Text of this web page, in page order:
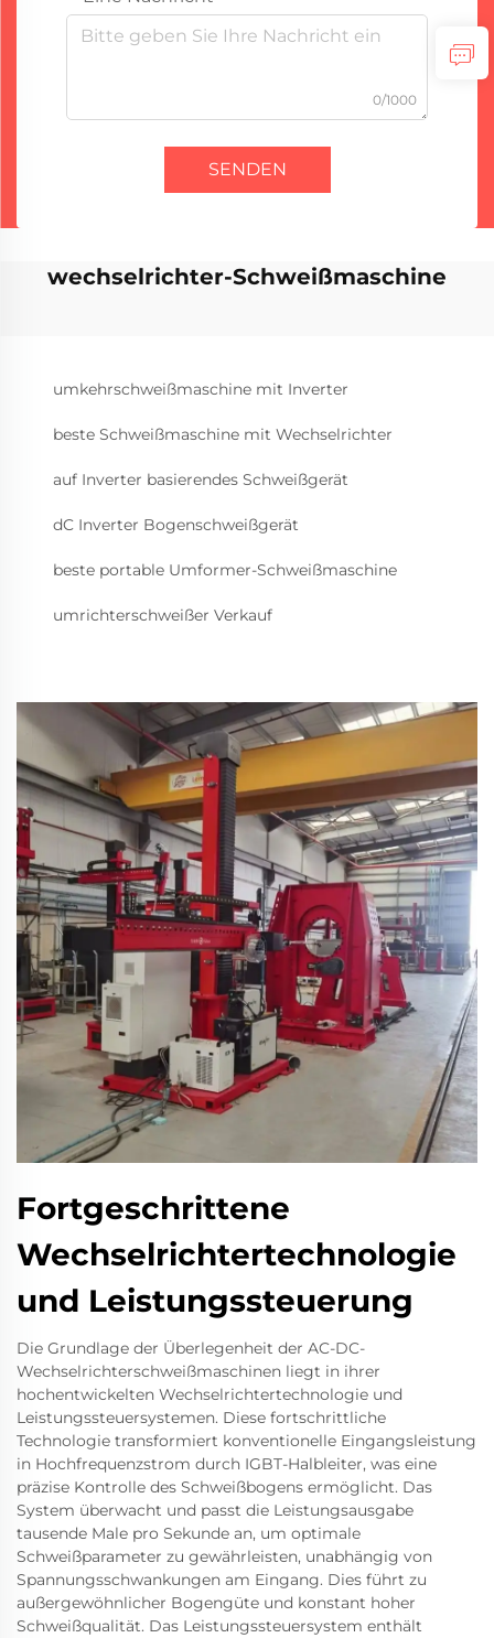
0/1000
SENDEN
wechselrichter-Schweißmaschine
umkehrschweißmaschine mit Inverter
beste Schweißmaschine mit Wechselrichter
auf Inverter basierendes Schweißgerät
dC Inverter Bogenschweißgerät
beste portable Umformer-Schweißmaschine
umrichterschweißer Verkauf
Fortgeschrittene
Wechselrichtertechnologie
und Leistungssteuerung
Die Grundlage der Überlegenheit der AC-DC-
Wechselrichterschweißmaschinen liegt in ihrer
hochentwickelten Wechselrichtertechnologie und
Leistungssteuersystemen. Diese fortschrittliche
Technologie transformiert konventionelle Eingangsleistung
in Hochfrequenzstrom durch IGBT-Halbleiter, was eine
präzise Kontrolle des Schweißbogens ermöglicht. Das
System überwacht und passt die Leistungsausgabe
tausende Male pro Sekunde an, um optimale
Schweißparameter zu gewährleisten, unabhängig von
Spannungsschwankungen am Eingang. Dies führt zu
außergewöhnlicher Bogengüte und konstant hoher
Schweißqualität. Das Leistungssteuersystem enthält